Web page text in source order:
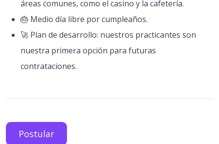
áreas comunes, como el casino y la cafetería.
🎂 Medio día libre por cumpleaños.
🚀 Plan de desarrollo: nuestros practicantes son
nuestra primera opción para futuras
contrataciones.
Postular